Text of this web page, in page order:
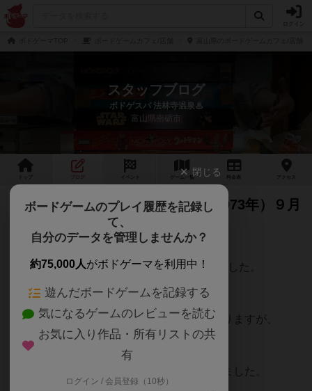
スタッフブログ
ボドゲスパ 法林寺温泉♨
富山県南砺市
ゲーム 一覧 料金 アクセス
祝！開湯５０周年 (昭和４８年（1973年）９月
昭和４８年（1973年）９月１８日 噴出しました。
（会社設立は昭和49年5月）
この碑銘は一般の方には見えない場所にありますが、
当館の歴史を物語ってくれています。
みなさんに支えられて今日までやってこれました。
これからもご愛顧の程お願いいたします。
閉じる
ボードゲームのプレイ履歴を記録し
て、
自分のデータを管理しませんか？
約75,000人がボドゲーマを利用中！
遊んだボードゲームを記録する
気になるゲームのレビューを読む
お気に入り作品・所有リストの共
有
ログイン / 会員登録（10秒）